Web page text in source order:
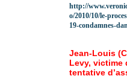
http://
o/2010/10/le-
19-condamnes-
Jean-Louis
Levy, victime
tentative